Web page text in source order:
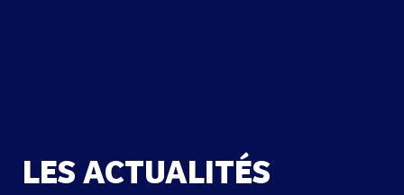
LES ACTUALITÉS